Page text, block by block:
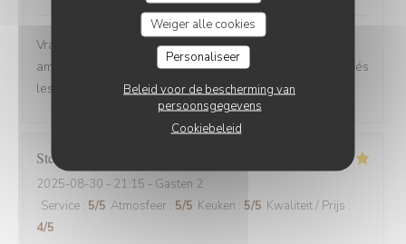
Weiger alle cookies
Personaliseer
Beleid voor de bescherming van
persoonsgegevens
Cookiebeleid
Vrai Estaminet du Nord, nourriture excellente, uste a
ameillorer le rytme de sortie des plats, pas tjs coordonnés
les frites avec les plats principaux.
Stefan
2025-08-30 - 21:15 - Gasten 2
Service : 5/5 Atmosfeer : 5/5 Keuken : 5/5 Kwaliteit / Prijs :
4/5